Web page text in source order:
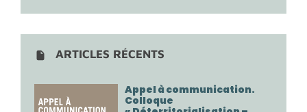
ARTICLES RÉCENTS
Appel à communication.
Colloque